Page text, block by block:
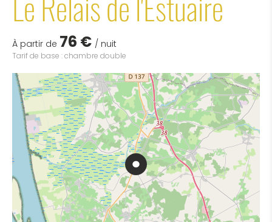
À partir de 76 € / nuit
Tarif de base : chambre double